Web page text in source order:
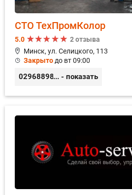
СТО ТехПромКолор
5.0
2 отзыва
Минск, ул. Селицкого, 113
Закрыто до вт 09:00
0296889898... - показать